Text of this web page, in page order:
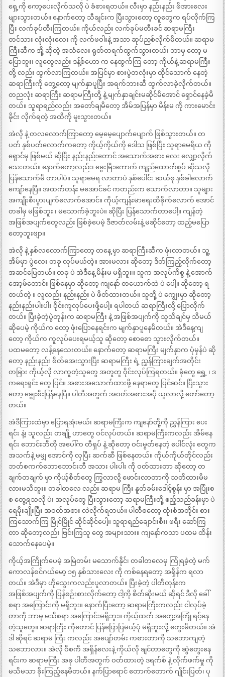
ရှေ့ကို ကော့ပေးလိုက်သလို ပဲ ခံစားရတယ်။ လီးမှာ နည်းနည်း ဖိအားလေး
များသွားတယ်။ နောက်တော့ သီချင်းက ပြီးသွားတော့ လူတွေက ရပ်လိုက်ကြ
ပြီး လက်ခုပ်တီးကြတယ်။ ကိုယ်လည်း လက်ခုပ်မတီးခင် ဆရာမကြီး
တင်သား လုံးလုံးလေး ကို လက်ဖဝါးနဲ့ အသာ ဆုပ်ညှစ်လိုက်မိတယ်။ ဆရာမ
ကြီးဆီက အို့ ဆိုတဲ့ အသံလေး ရုတ်တရက်ထွက်သွားတယ်၊ ဘာမှ တော့ မ
ပြောဘူး၊ လူတွေလည်း ဒန့်စ်ဟော က နေထွက်ကြ တော့ ကိုယ်နဲ့ ဆရာမကြီး
တို့ လည်း ထွက်လာကြတယ်။ အပြင်မှာ စားပွဲတလုံးမှာ ထိုင်သောက် နေတဲ့
ဆရာကြီးကို တွေ့တော့ မျက်နှာပူပြီး အရက်ဘားဆီ ထွက်လာခဲ့လိုက်တယ်။
တညလုံး ဆရာကြီး ဆရာမကြီးတို့ နဲ့ မျက်နှာချင်းမဆိုင်မိအောင် ရှောင်နေခဲ့မိ
တယ်။ သူရာရည်လည်း အတော်ချမိတော့ အိမ်အပြန်မှာ မိန်းမ ကို ကားမောင်း
ခိုင်း လိုက်ရတဲ့ အထိကို မူးသွားတယ်။
အဲလို နဲ့ တလလောက်ကြာတော့ မေ့မေ့ပျောက်ပျောက် ဖြစ်သွားတယ်။ တ
ပတ် နှစ်ပတ်လောက်ကတော့ ကိုယ့်ကိုယ်ကို ဒေါသ ဖြစ်ပြီး သူရာမေရိယ ကို
ရှောင်မှ ဖြစ်မယ် ဆိုပြီး နည်းနည်းတောင် အသောက်အစား လေး လျှော့လိုက်
သေးတယ်။ နောက်တော့လည်း၊ ခွေးမြီးကောက် ကျည်ထောက်စွပ် ဆိုသလို
ပြန်သောက်မိ တာပါပဲ။ သူရာမေရ လာတာပဲ နှစ်ပေါင်း ဆယ်စု နှစ်ခါလောက်
ကျော်နေပြီ။ အထက်တန်း မအောင်ခင် ကတည်းက သောက်လာတာ။ သူများ
အကျိုးစီးပွားပျက်လောက်အောင်။ ကိုယ့်ကျန်းမာရေးထိခိုက်လောက် အောင်
တခါမှ မဖြစ်ဘူး ၊ မသောက်ခဲ့ဘူးပဲ။ ဆိုပြီး ပြန်သောက်တာပေါ့။ ကျန်တဲ့
အဖြစ်အပျက်တွေလည်း ဖြစ်ခဲ့ပေမဲ့ ဒီဇာတ်လမ်းနဲ့ မဆိုင်တော့ ထည့်မပြော
တော့ဘူးဗျာ။
အဲလို နဲ့ နှစ်လလောက်ကြာတော့ တနေ့ မှာ ဆရာကြီးဆီက ဖုံးလာတယ်။ သူ့
အိမ်မှာ ပွဲလေး တခု လုပ်မယ်တဲ့။ အားမလား ဆိုတော့ ဒိတ်ကြည့်လိုက်တော့
အဆင်ပြေတယ်။ တခု ပဲ အဲဒီနေ့ မိန်းမ မရှိဘူး။ သူက အလုပ်ကိစ္စ နဲ့ အောက်
အော့ဖ်တောင်း ဖြစ်နေမှာ ဆိုတော့ ကျနော် တယောက်ထဲ ပဲ ပေါ့။ ဆိုတော့ ရ
တယ်တဲ့ ။ လူလည်း နည်းနည်း ပဲ ဖိတ်ထားတယ်။ သူတို့ ပဲ ကျွေးမှာ ဆိုတော့
နည်းနည်းပါးပါး ဝိုင်းကူလုပ်ပေးဖို့ပေါ့။ ရပါတယ် ဆရာကြီးလို့ ပြောလိုက်
တယ်။ ပြီးခဲ့တဲ့ပွဲတုန်းက ဆရာမကြီး နဲ့ အဖြစ်အပျက်ကို သူသိချင်မှ သိမယ်
ဆိုပေမဲ့ ကိုယ်က တော့ ဖုံးပြောနေရင်းက မျက်နှာပူနေမိတယ်။ အဲဒီနေ့ကျ
တော့ ကိုယ်က ကူလုပ်ပေးရမယ့်သူ ဆိုတော့ စောစော သွားလိုက်တယ်။
ပထမတော့ လန့်နေသေးတယ်။ နောက်တော့ ဆရာမကြီး မျက်နှာက ပုံမှန်ပဲ ဆို
တော့ နည်းနည်း စိတ်အေးသွားပြီး ဆရာမကြီး ရဲ့ ညွှန်ကြားချက်အတိုင်း
တခြား ကိုယ့်လို လာကူတဲ့သူတွေ အတူတူ ဝိုင်းလုပ်ကြရတယ်။ ခုံတွေ ရွှေ့ ၊ ဒ
ကရေးရှင်း တွေ ပြင်။ အစားအသောက်ထားဖို့ နေရာတွေ ပြင်ဆင်။ ပြီးသွား
တော့ ချွေးစီးပြန်နေပြီ။ ပါတီအတွက် အဝတ်အစားအပို ယူလာလို့ တော်တော့
တယ်။
အဲဒီကြားထဲမှာ ပြောရအုံးမယ်၊ ဆရာမကြီးက ကျနော်တို့ကို ညွှန်ကြား ပေး
ရင်း နဲ့၊ သူလည်း တချို့ ဟာတွေ ဝင်လုပ်တယ်။ ဆရာမကြီးကလည်း အိမ်နေ
ရင်း ဘောင်းဘီတို အပေါ်က တီရှပ် နဲ့ ဆိုတော့ ဝင်းမွတ်နေတဲ့ ပေါင်လုံး တွေက
အသက်နဲ့ မမျှ အောင်ကို လှပြီး ဆက်ဆီ ဖြစ်နေတယ်။ ကိုယ်ကိုယ်တိုင်လည်း
ဘတ်စကက်ဘောဘောင်းဘီ အသား ပါးပါး ကို ဝတ်ထားတာ ဆိုတော့ တ
ချက်တချက် မှာ ကိုယ့်စိတ်တွေ ကြွလာလို့ ဖောင်းလာတာကို သတိထားမိမ
လားမသိဘူး။ တခါတလေ လည်း ဆရာမ ကြီး နူတ်ခမ်းဒေါင့်စွန်း မှာ အပြုံးစ
စ တွေ့ရသလို ပဲ၊ အလုပ်တွေ ပြီးသွားတော့ ဆရာမကြီးတို့ ဧည့်သည်ခန်းမှာ ပဲ
ရေမိုးချိုးပြီး အဝတ်အစား လဲလိုက်ရတယ်။ ပါတီစတော့ ထုံးစံအတိုင်း စား
ကြသောက်ကြ မြိုင်မြိုင် ဆိုင်ဆိုင်ပေါ့။ သူရာရည်ချောင်းစီး၊ ဖရီး ဆော်ကြ
တာ ဆိုတော့လည်း ဗြင်းကြသူ တွေ အများသား။ ကျနော်ကသာ ပထမ ထိန်း
သောက်နေပေမဲ့။
ကိုယ့်အကြိုက်ပေမဲ့ အမြဲတမ်း မသောက်နိုင်၊ တခါတလေမှ ကြုံရခဲ့တဲ့ မက်
ကောလန်စင်ဂယ်မော့ ၁၅ နှစ်သားလေး ကို ကစ်နေရတော့ အရှိန်က ရလာ
တယ်။ အဲဒီမှာ ဟိုသွေးကလည်းပူလာတယ်။ ပြီးခဲ့တဲ့ ပါတီတုန်းက
အဖြစ်အပျက်ကို ပြန်စဉ်းစားလိုက်တော့ ငါ့ကို စိတ်ဆိုးမယ် ဆိုရင် ဒီလို ခေါ်
စရာ အကြောင်းကို မရှိဘူး။ နောက်ပြီးတော့ ဆရာမကြီးကလည်း ငါလုပ်ခဲ့
တာကို ဘာမှ မသိစရာ အကြောင်းမရှိဘူး။ ကိုယ့်ထက် အတွေ့အကြုံ ရင့်နေ
တဲ့သူတွေ။ ဆရာကြီး ကိုတောင် ပြန်ပြောပြမယ့်ပုံ မရှိဘူးလို့ တွေးမိတယ်။ အဲ
ဒါ ဆိုရင် ဆရာမ ကြီး ကလည်း အပျော်တမ်း ကစားတာကို သဘောကျတဲ့
သဘောလား။ အဲလို ဝီစကီ အရှိန်လေးနဲ့ ကိုယ်လို ချင်တာတွေကို ဆွဲတွေးနေ
ရင်းက ဆရာမကြီး အခု ပါတီအတွက် ဝတ်ထားတဲ့ ဒရက်စ် နဲ့ လိုက်ဖက်မှု ကို
မသိမသာ ခိုးကြည့်နေမိတယ်။ နက်ပြာရောင် တောက်တောက် ဂျိုင်းပြတ်၊ ပု